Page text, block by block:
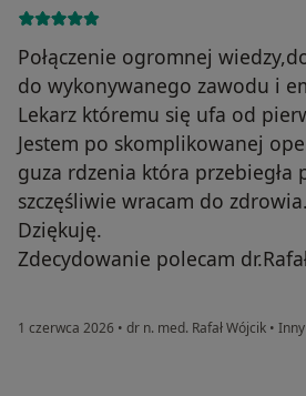
Połączenie ogromnej
do wykonywanego zawodu i
Lekarz któremu się ufa od
Jestem po skomplikowanej
guza rdzenia która przebiegła
szczęśliwie wracam do zdrowia.
Dziękuję.
Zdecydowanie polecam
1 czerwca 2026 • dr n. med. Rafał Wójcik • Inny